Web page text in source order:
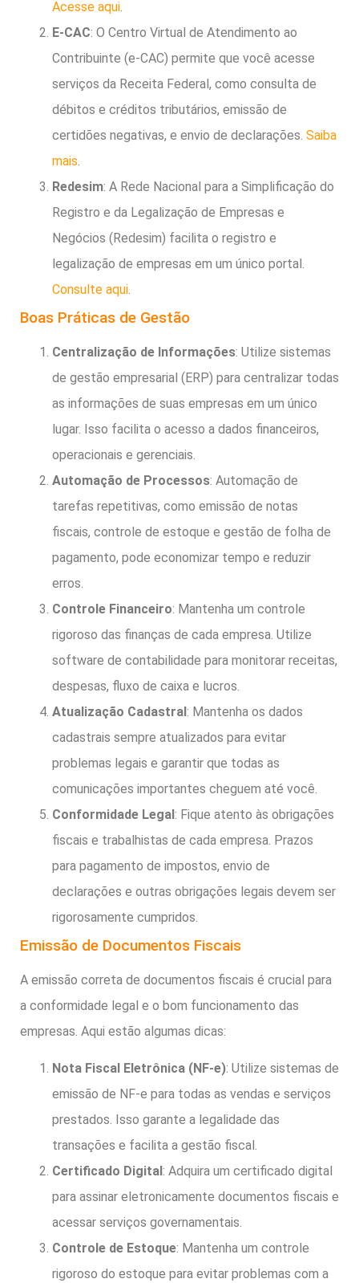
Acesse aqui.
E-CAC: O Centro Virtual de Atendimento ao
Contribuinte (e-CAC) permite que você acesse
serviços da Receita Federal, como consulta de
débitos e créditos tributários, emissão de
certidões negativas, e envio de declarações. Saiba
mais.
Redesim: A Rede Nacional para a Simplificação do
Registro e da Legalização de Empresas e
Negócios (Redesim) facilita o registro e
legalização de empresas em um único portal.
Consulte aqui.
Boas Práticas de Gestão
Centralização de Informações: Utilize sistemas
de gestão empresarial (ERP) para centralizar todas
as informações de suas empresas em um único
lugar. Isso facilita o acesso a dados financeiros,
operacionais e gerenciais.
Automação de Processos: Automação de
tarefas repetitivas, como emissão de notas
fiscais, controle de estoque e gestão de folha de
pagamento, pode economizar tempo e reduzir
erros.
Controle Financeiro: Mantenha um controle
rigoroso das finanças de cada empresa. Utilize
software de contabilidade para monitorar receitas,
despesas, fluxo de caixa e lucros.
Atualização Cadastral: Mantenha os dados
cadastrais sempre atualizados para evitar
problemas legais e garantir que todas as
comunicações importantes cheguem até você.
Conformidade Legal: Fique atento às obrigações
fiscais e trabalhistas de cada empresa. Prazos
para pagamento de impostos, envio de
declarações e outras obrigações legais devem ser
rigorosamente cumpridos.
Emissão de Documentos Fiscais
A emissão correta de documentos fiscais é crucial para
a conformidade legal e o bom funcionamento das
empresas. Aqui estão algumas dicas:
Nota Fiscal Eletrônica (NF-e): Utilize sistemas de
emissão de NF-e para todas as vendas e serviços
prestados. Isso garante a legalidade das
transações e facilita a gestão fiscal.
Certificado Digital : Adquira um certificado digital
para assinar eletronicamente documentos fiscais e
acessar serviços governamentais.
Controle de Estoque: Mantenha um controle
rigoroso do estoque para evitar problemas com a